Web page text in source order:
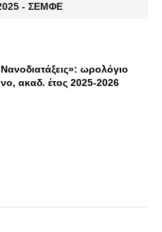
- ΣΕΜΦΕ
ωρολόγιο
ακαδ. έτος 2025-2026